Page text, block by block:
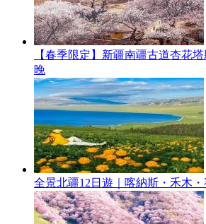
【春季限定】新疆南疆古道杏花
晚
全景北疆12日遊｜喀納斯・禾木